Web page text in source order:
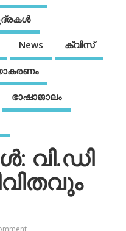
News ക്വിസ്
ഭാഷാജാലം
വി.ഡി